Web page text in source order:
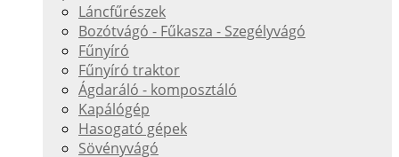
Láncfűrészek
Bozótvágó - Fűkasza - Szegélyvágó
Fűnyíró
Fűnyíró traktor
Ágdaráló - komposztáló
Kapálógép
Hasogató gépek
Sövényvágó